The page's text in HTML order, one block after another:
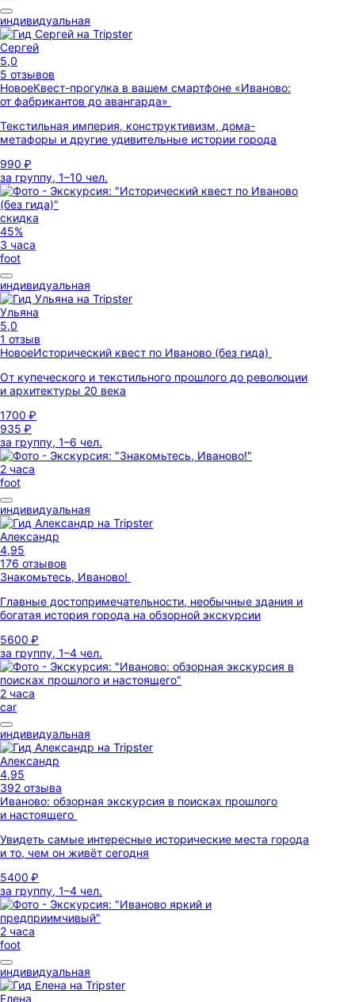
индивидуальная
Сергей
5,0
5 отзывов
НовоеКвест-прогулка в вашем смартфоне «Иваново:
от фабрикантов до авангарда»
Текстильная империя, конструктивизм, дома-
метафоры и другие удивительные истории города
990 ₽
за группу, 1–10 чел.
скидка
45%
3 часа
foot
индивидуальная
Ульяна
5,0
1 отзыв
НовоеИсторический квест по Иваново (без гида)
От купеческого и текстильного прошлого до революции
и архитектуры 20 века
1700 ₽
935 ₽
за группу, 1–6 чел.
2 часа
foot
индивидуальная
Александр
4,95
176 отзывов
Знакомьтесь, Иваново!
Главные достопримечательности, необычные здания и
богатая история города на обзорной экскурсии
5600 ₽
за группу, 1–4 чел.
2 часа
car
индивидуальная
Александр
4,95
392 отзыва
Иваново: обзорная экскурсия в поисках прошлого
и настоящего
Увидеть самые интересные исторические места города
и то, чем он живёт сегодня
5400 ₽
за группу, 1–4 чел.
2 часа
foot
индивидуальная
Елена